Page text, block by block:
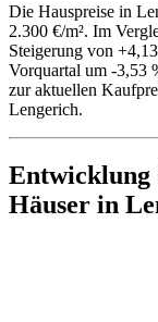
Die Hauspreise in
2.300 €/m². Im
Steigerung von
Vorquartal um -3,53
zur aktuellen
Lengerich.
Entwicklung
Häuser in